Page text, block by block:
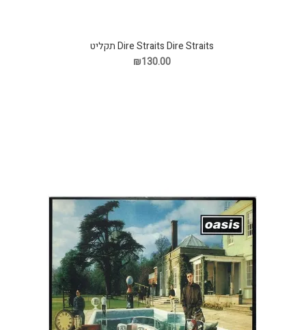
Dire Straits Dire Straits תקליט
₪130.00